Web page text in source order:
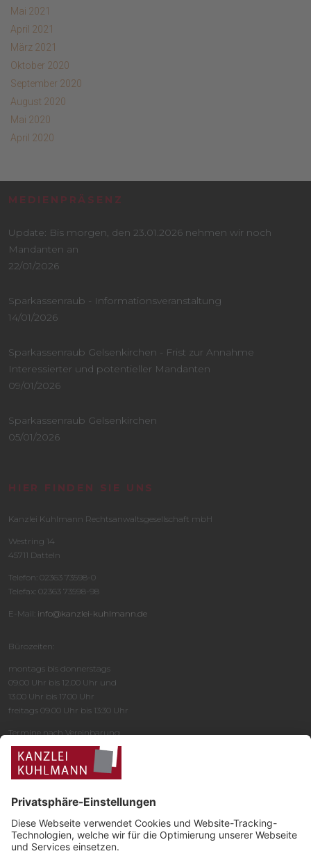
Mai 2021
April 2021
März 2021
Oktober 2020
September 2020
August 2020
Mai 2020
April 2020
MEDIENPRÄSENZ
Update: Bis morgen, den 23.01.2026 nehmen wir noch
Mandanten an
22/01/2026
Sparkassenraub - Informationsveranstaltung
14/01/2026
Sparkassenraub Gelsenkirchen - Frist zur Annahme
Interessierter und potentieller Mandanten
09/01/2026
Sparkassenraub Gelsenkirchen
05/01/2026
HIER FINDEN SIE UNS
Kanzlei Kuhlmann Rechtsanwaltsgesellschaft mbH
Westring 14
45711 Datteln
Telefon: 02363 73598-0
Telefax: 02363 73598-98
E-Mail: info@kanzlei-kuhlmann.de
Bürozeiten:
montags bis donnerstags
09.00 Uhr bis 12.00 Uhr und
13.00 Uhr bis 17.00 Uhr
freitags 09.00 Uhr bis 13:30 Uhr
Termine nach Vereinbarung